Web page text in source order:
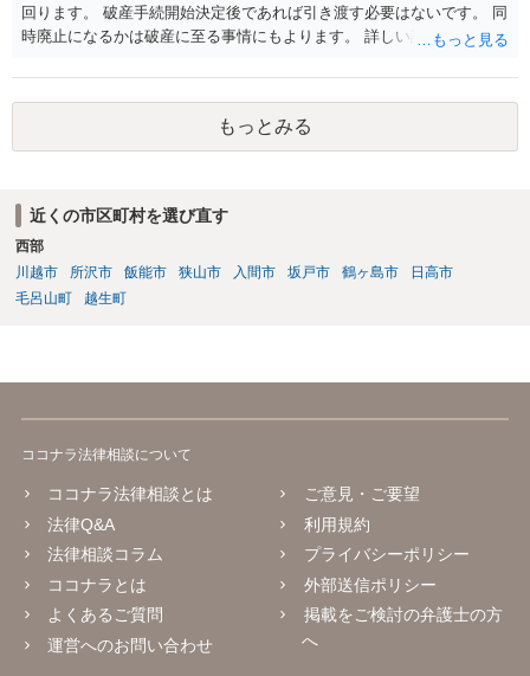
回ります。 破産手続開始決定後であれば引き渡す必要はないです。 同
時廃止になるかは破産に至る事情にもよります。 詳しい話はお問い合
もっとみる
近くの市区町村を選び直す
西部
川越市
所沢市 飯能市 狭山市 入間市 坂戸市 鶴ヶ島市
日高市
毛呂山町
越生町
ココナラ法律相談について
ココナラ法律相談とは
法律Q&A
法律相談コラム
ココナラとは
よくあるご質問
運営へのお問い合わせ
ご意見・ご要望
利用規約
プライバシーポリシー
外部送信ポリシー
掲載をご検討の弁護士の方
へ